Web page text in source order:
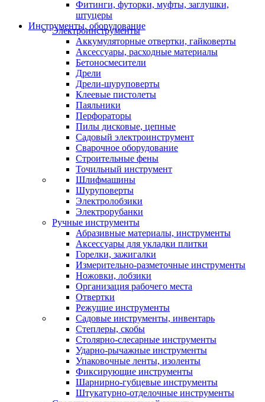
Фитинги, футорки, муфты, заглушки,
штуцеры
Инструменты, оборудование
Электроинструменты
Аккумуляторные отвертки, гайковерты
Аксессуары, расходные материалы
Бетоносмесители
Дрели
Дрели-шуруповерты
Клеевые пистолеты
Паяльники
Перфораторы
Пилы дисковые, цепные
Садовый электроинструмент
Сварочное оборудование
Строительные фены
Точильный инструмент
Шлифмашины
Шуруповерты
Электролобзики
Электрорубанки
Ручные инструменты
Абразивные материалы, инструменты
Аксессуары для укладки плитки
Горелки, зажигалки
Измерительно-разметочные инструменты
Ножовки, лобзики
Организация рабочего места
Отвертки
Режущие инструменты
Садовые инструменты, инвентарь
Степлеры, скобы
Столярно-слесарные инструменты
Ударно-рычажные инструменты
Упаковочные ленты, изоленты
Фиксирующие инструменты
Шарнирно-губцевые инструменты
Штукатурно-отделочные инструменты